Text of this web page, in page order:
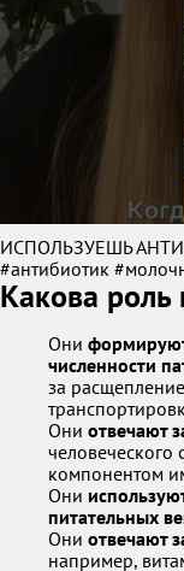
ИСПОЛЬЗУЕШЬ
#антибиотик
Какова роль
Они
численности
за
Они отвечают
компонентом
Они
питательных
Они отвечают
например,